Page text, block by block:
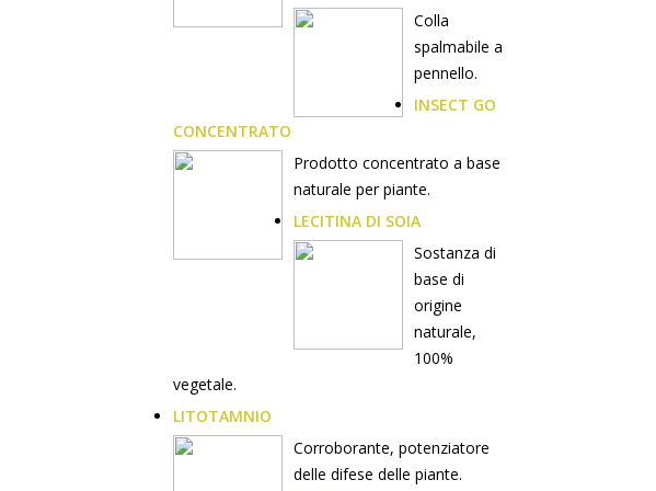
Colla
spalmabile a
pennello.
INSECT GO
CONCENTRATO
Prodotto concentrato a base
naturale per piante.
LECITINA DI SOIA
Sostanza di
base di
origine
naturale,
100%
vegetale.
LITOTAMNIO
Corroborante, potenziatore
delle difese delle piante.